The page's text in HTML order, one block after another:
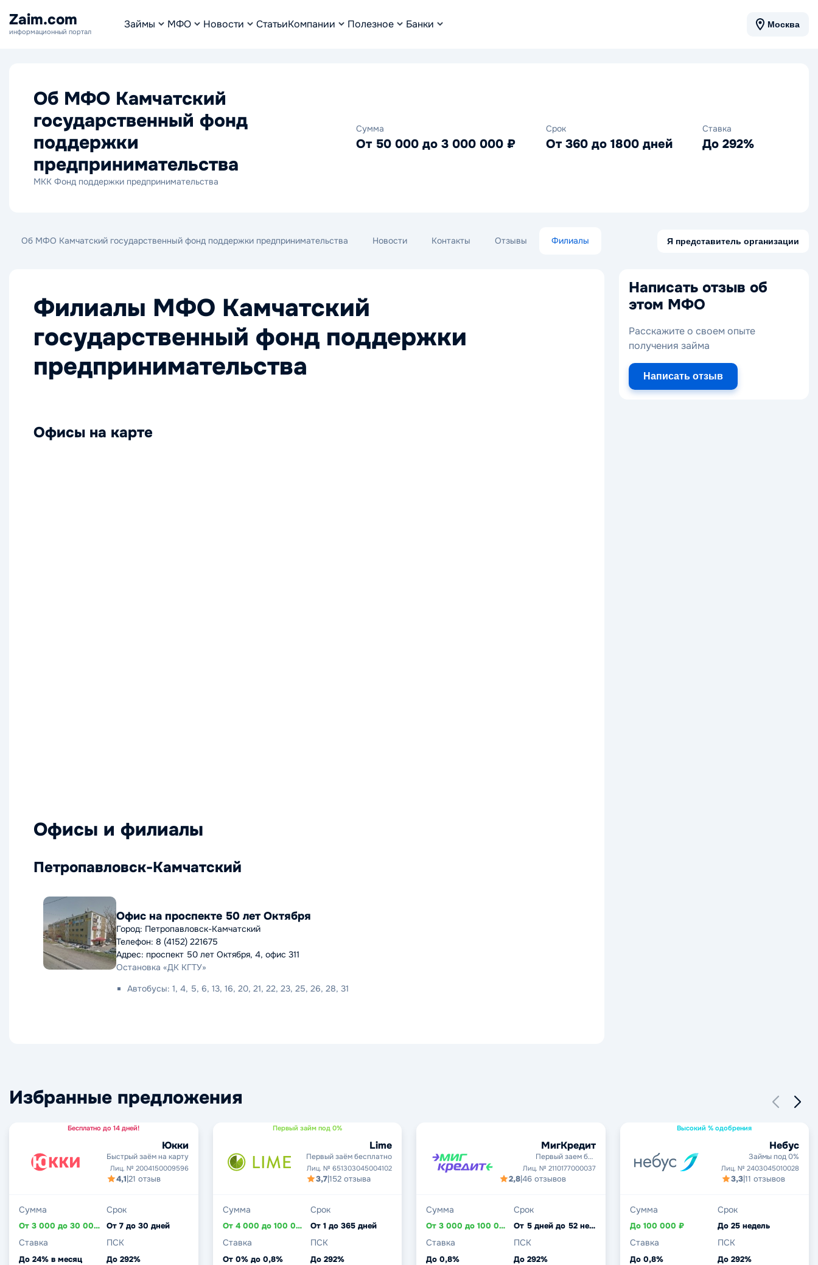
Zaim.com
информационный портал
Займы МФО Новости СтатьиКомпании Полезное Банки Москва
Об МФО Камчатский
государственный фонд
поддержки
предпринимательства
МКК Фонд поддержки предпринимательства
Сумма
От 50 000 до 3 000 000 ₽
Срок
От 360 до 1800 дней
Ставка
До 292%
Об МФО Камчатский государственный фонд поддержки предпринимательства Новости Контакты Отзывы Филиалы Я представитель организации
Филиалы МФО Камчатский
государственный фонд поддержки
предпринимательства
Офисы на карте
Офисы и филиалы
Петропавловск-Камчатский
Офис на проспекте 50 лет Октября
Город: Петропавловск-Камчатский
Телефон: 8 (4152) 221675
Адрес: проспект 50 лет Октября, 4, офис 311
Остановка «ДК КГТУ»
Автобусы: 1, 4, 5, 6, 13, 16, 20, 21, 22, 23, 25, 26, 28, 31
Написать отзыв об
этом МФО
Расскажите о своем опыте
получения займа
Написать отзыв
Избранные предложения
Бесплатно до 14 дней!
Юкки
Быстрый заём на карту
Лиц. № 2004150009596
4,1|21 отзыв
Сумма
От 3 000 до 30 000 ₽
Срок
От 7 до 30 дней
Ставка
До 24% в месяц
ПСК
До 292%
Первый займ под 0%
Lime
Первый заём бесплатно
Лиц. № 651303045004102
3,7|152 отзыва
Сумма
От 4 000 до 100 000 ₽
Срок
От 1 до 365 дней
Ставка
От 0% до 0,8%
ПСК
До 292%
МигКредит
Первый заем без
процентов
Лиц. № 2110177000037
2,8|46 отзывов
Сумма
От 3 000 до 100 000 ₽
Срок
От 5 дней до 52 недель
Ставка
До 0,8%
ПСК
До 292%
Высокий % одобрения
Небус
Займы под 0%
Лиц. № 2403045010028
3,3|11 отзывов
Сумма
До 100 000 ₽
Срок
До 25 недель
Ставка
До 0,8%
ПСК
До 292%